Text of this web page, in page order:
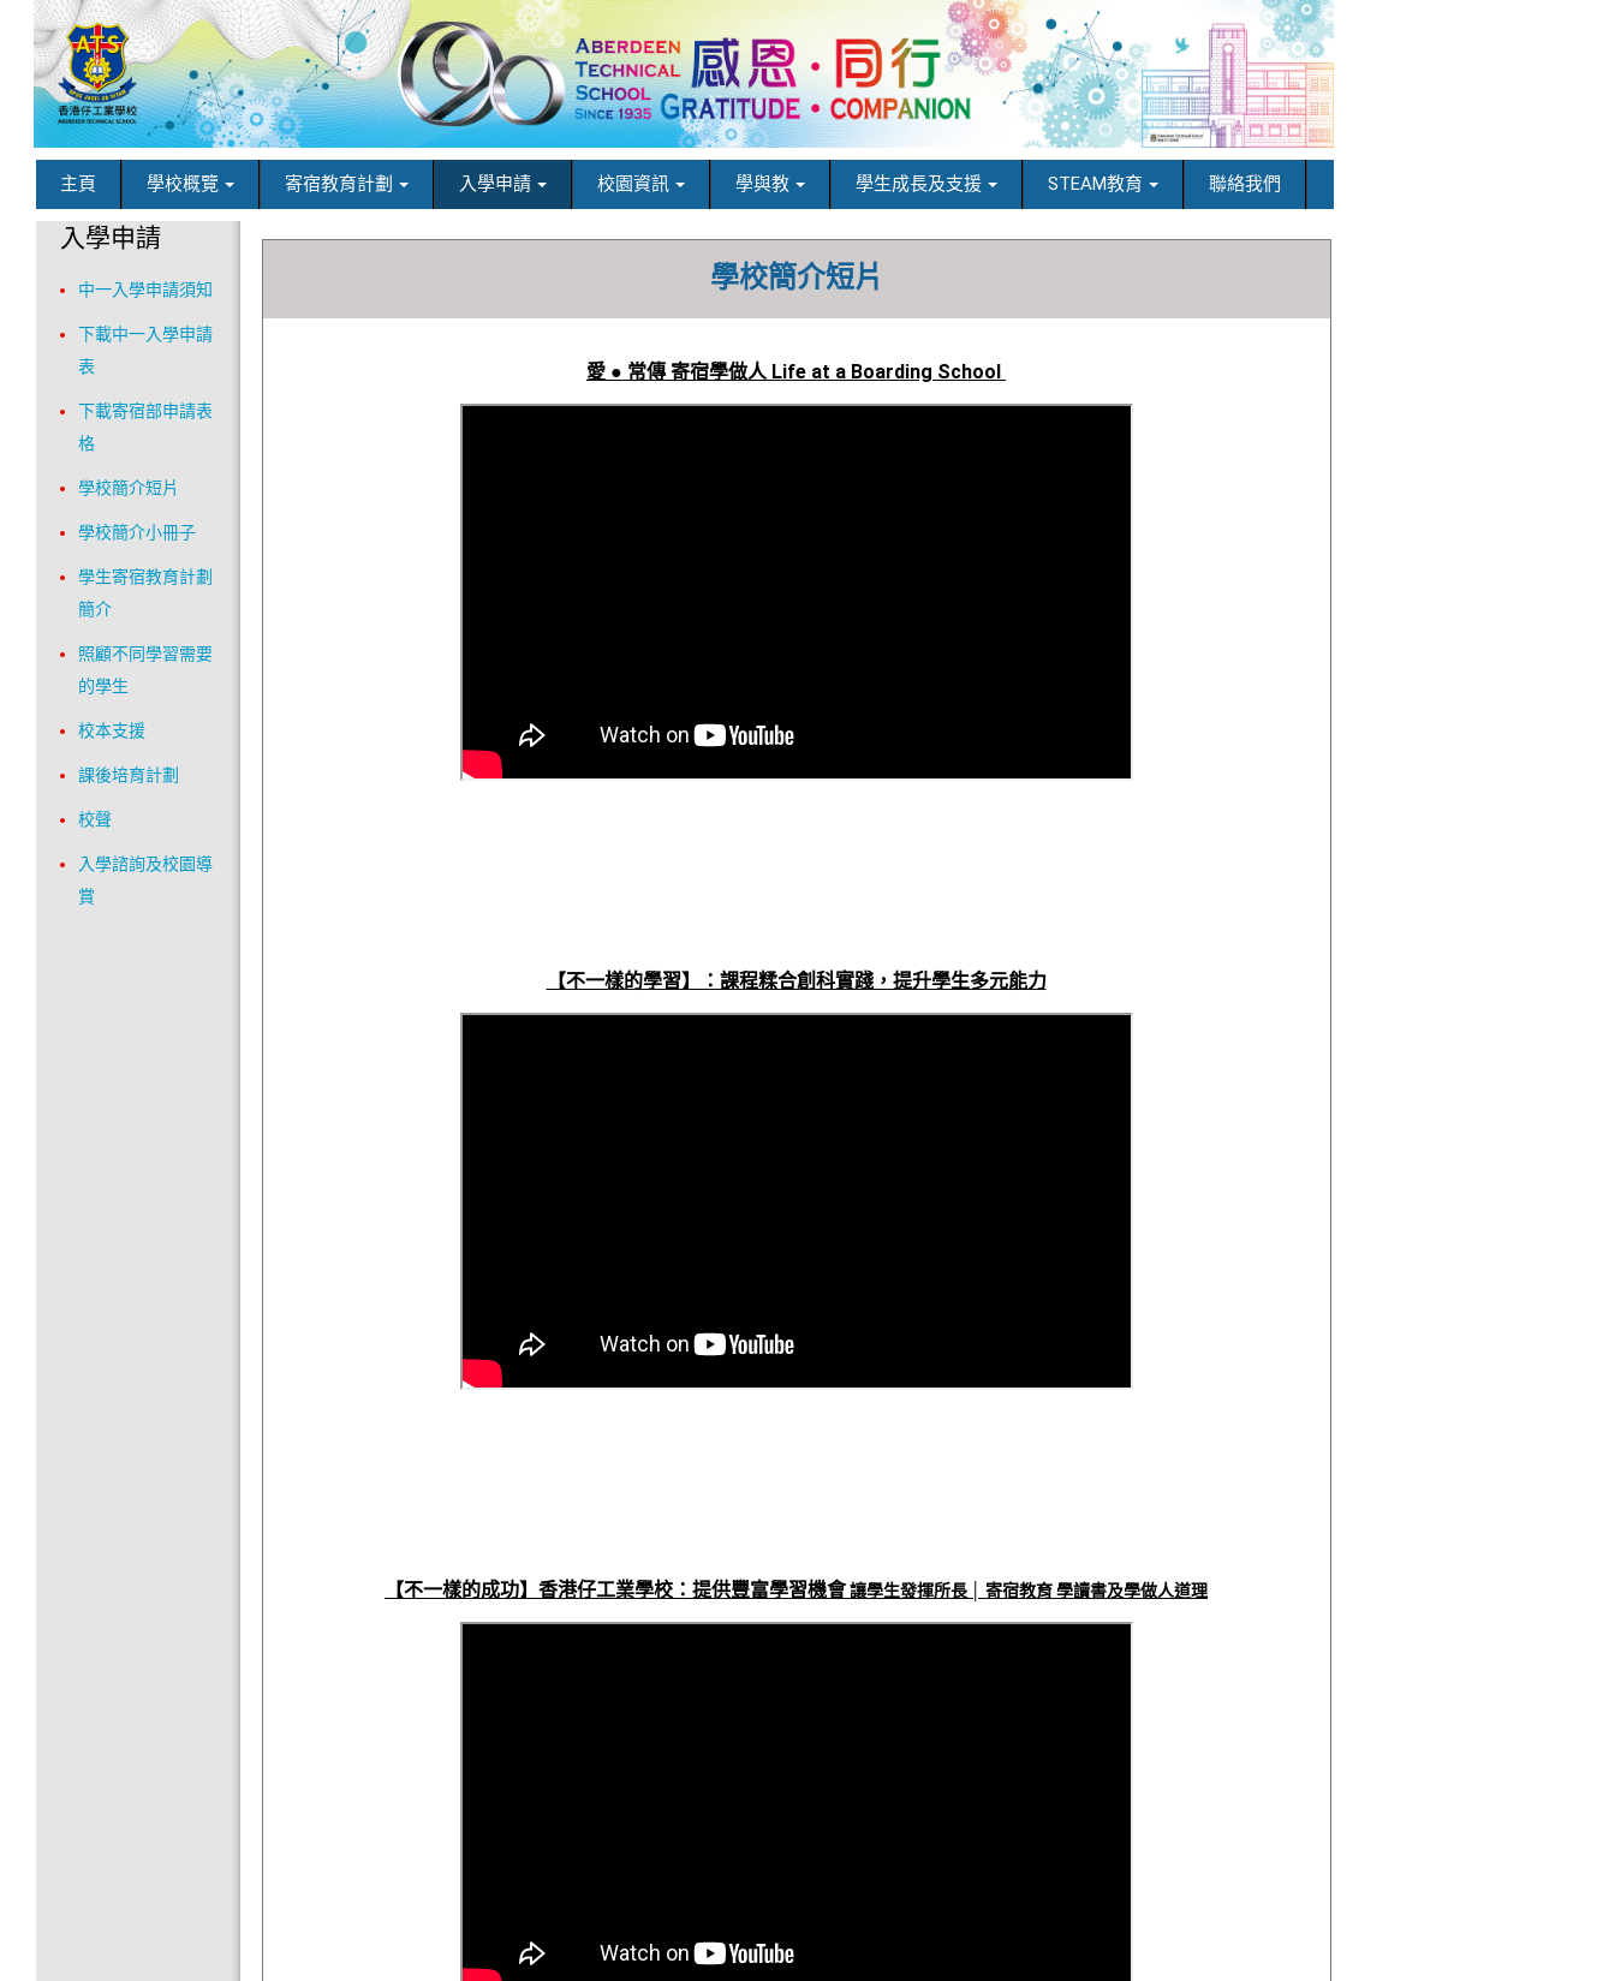
主頁 學校概覽 寄宿教育計劃 入學申請 校園資訊 學與教 學生成長及支援 STEAM教育 聯絡我們
學校簡介短片
愛 ● 常傳 寄宿學做人 Life at a Boarding School
【不一樣的學習】：課程糅合創科實踐，提升學生多元能力
【不一樣的成功】香港仔工業學校：提供豐富學習機會讓學生發揮所長 │ 寄宿教育 學讀書及學做人道理
入學申請
中一入學申請須知
下載中一入學申請
表
下載寄宿部申請表
格
學校簡介短片
學校簡介小冊子
學生寄宿教育計劃
簡介
照顧不同學習需要
的學生
校本支援
課後培育計劃
校聲
入學諮詢及校園導
賞